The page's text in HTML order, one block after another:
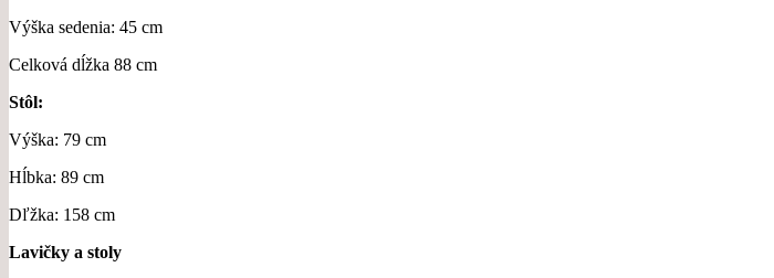
Výška sedenia: 45 cm
Celková dĺžka 88 cm
Stôl:
Výška: 79 cm
Hĺbka: 89 cm
Dľžka: 158 cm
Lavičky a stoly